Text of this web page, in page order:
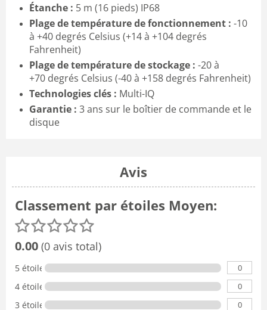
Étanche : 5 m (16 pieds) IP68
Plage de température de fonctionnement : -10
à +40 degrés Celsius (+14 à +104 degrés
Fahrenheit)
Plage de température de stockage : -20 à
+70 degrés Celsius (-40 à +158 degrés Fahrenheit)
Technologies clés : Multi-IQ
Garantie : 3 ans sur le boîtier de commande et le
disque
Avis
Classement par étoiles Moyen:
0.00 (0 avis total)
5 étoiles 0
4 étoiles 0
3 étoiles 0